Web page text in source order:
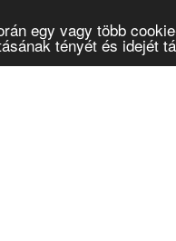
egy vagy több
tényét és idejét